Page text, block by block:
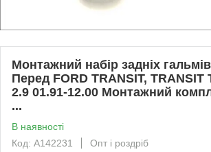
Монтажний набір задніх
Перед FORD TRANSIT, TRANSIT
2.9 01.91-12.00 Монтажний
...
В наявності
Код: A142231
Опт і роздріб